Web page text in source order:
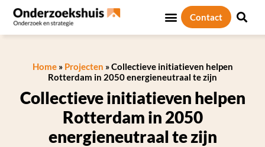
Contact
Home» Projecten »Collectieve initiatieven helpen
Rotterdam in 2050 energieneutraal te zijn
Collectieve initiatieven helpen
Rotterdam in 2050
energieneutraal te zijn